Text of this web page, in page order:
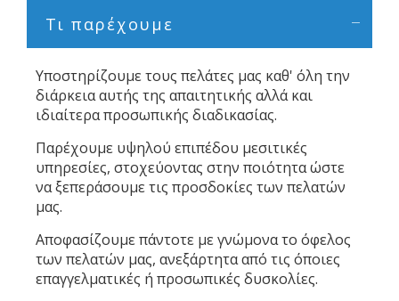
Τι παρέχουμε
Υποστηρίζουμε τους πελάτες μας καθ' όλη την
διάρκεια αυτής της απαιτητικής αλλά και
ιδιαίτερα προσωπικής διαδικασίας.
Παρέχουμε υψηλού επιπέδου μεσιτικές
υπηρεσίες, στοχεύοντας στην ποιότητα ώστε
να ξεπεράσουμε τις προσδοκίες των πελατών
μας.
Αποφασίζουμε πάντοτε με γνώμονα το όφελος
των πελατών μας, ανεξάρτητα από τις όποιες
επαγγελματικές ή προσωπικές δυσκολίες.